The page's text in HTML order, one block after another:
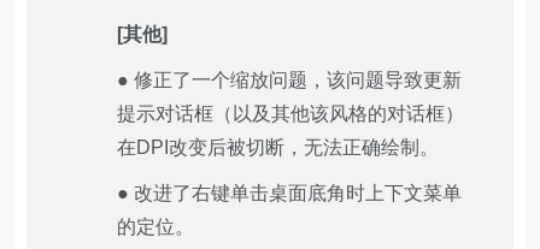
[其他]
● 修正了一个缩放问题，该问题导致更新
提示对话框（以及其他该风格的对话框）
在DPI改变后被切断，无法正确绘制。
● 改进了右键单击桌面底角时上下文菜单
的定位。